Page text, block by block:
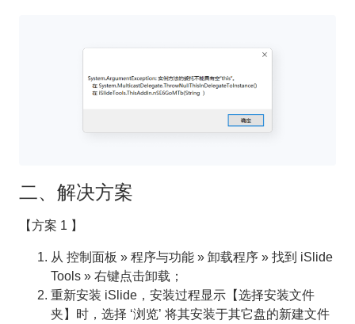
二、解决方案
【方案 1 】
从 控制面板 » 程序与功能 » 卸载程序 » 找到 iSlide
Tools » 右键点击卸载；
重新安装 iSlide，安装过程显示【选择安装文件
夹】时，选择 ‘浏览’ 将其安装于其它盘的新建文件